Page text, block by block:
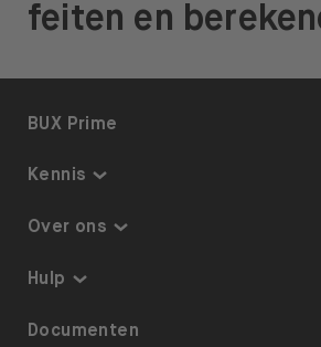
feiten en
BUX Prime
Kennis
Kennis
ETF’s op BUX
Over ons
Over BUX
Hulp
Toegankelijkheid
Documenten